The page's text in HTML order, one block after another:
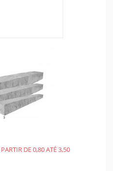
DE 0,80 ATÉ 3,50